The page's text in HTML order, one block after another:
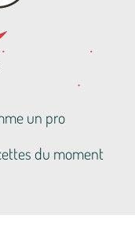
un pro
du moment